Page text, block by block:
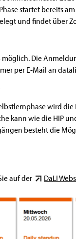
startet bereits
und findet über
möglich. Die
per E-Mail an
wird die
kann wie die HIP
besteht die
auf der DaLI